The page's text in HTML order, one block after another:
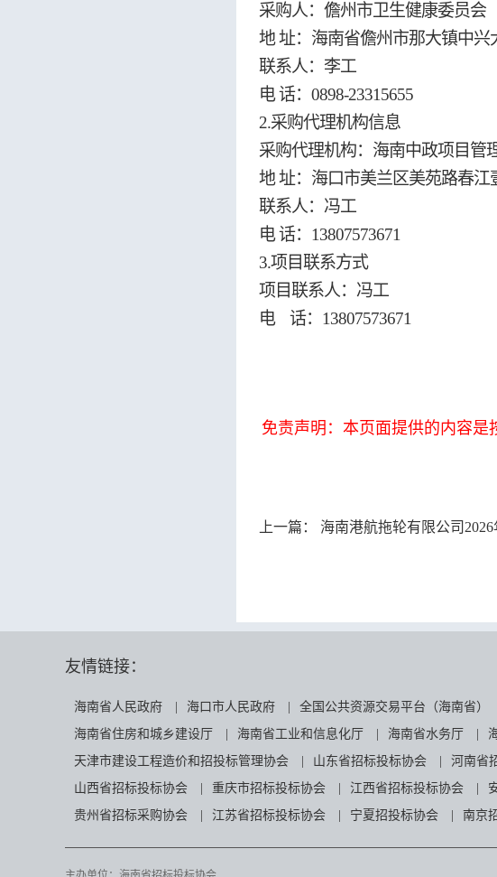
采购人：儋州市卫生健康委员会
地址：海南省儋州市那大镇中兴
联系人：李工
电话：0898-23315655
2.采购代理机构信息
采购代理机构：海南中政项目管
地址：海口市美兰区美苑路春江
联系人：冯工
电话：13807573671
3.项目联系方式
项目联系人：冯工
电
话： 13807573671
免责声明：本页面提供的内容
上一篇： 海南港航拖轮有限公司2026年期租二艘全回
友情链接：
海南省人民政府 海口市人民政府 全国公共资源交易平台（海南省）
海南省住房和城乡建设厅
海南省工业和信息化厅 海南省水务厅
天津市建设工程造价和招投标管理协会
山东省招标投标协会 河南省
山西省招标投标协会
重庆市招标投标协会 江西省招标投标协会
贵州省招标采购协会
江苏省招标投标协会 宁夏招投标协会 南京